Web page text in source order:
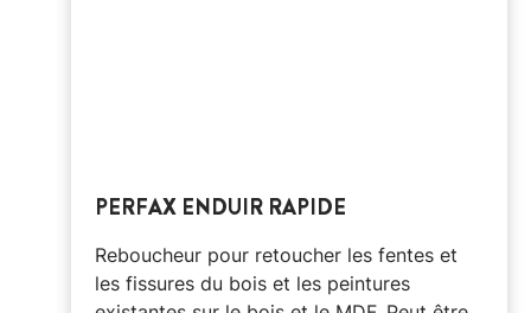
PERFAX ENDUIR RAPIDE
Reboucheur pour retoucher les fentes et
les fissures du bois et les peintures